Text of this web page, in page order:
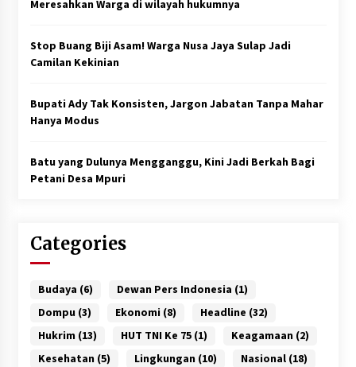
Meresahkan Warga di wilayah hukumnya
Stop Buang Biji Asam! Warga Nusa Jaya Sulap Jadi
Camilan Kekinian
Bupati Ady Tak Konsisten, Jargon Jabatan Tanpa Mahar
Hanya Modus
Batu yang Dulunya Mengganggu, Kini Jadi Berkah Bagi
Petani Desa Mpuri
Categories
Budaya (6) Dewan Pers Indonesia (1)
Dompu (3) Ekonomi (8) Headline (32)
Hukrim (13) HUT TNI Ke 75(1) Keagamaan (2)
Kesehatan (5) Lingkungan (10) Nasional(18)